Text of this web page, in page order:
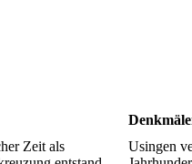
Zeit als
Usingen